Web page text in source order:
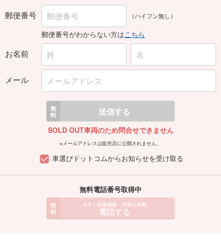
郵便番号 （ハイフン無し）
郵便番号がわからない方はこちら
お名前
メール
無
料 送信する
SOLD OUT車両のため問合せできません
※メールアドレスは販売店に公開されません。
車選びドットコムからお知らせを受け取る
無料電話番号取得中
無
料
今すぐ在庫確認・見積り依頼
電話する